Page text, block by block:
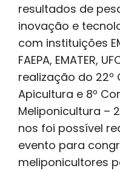
resultados de
inovação e
com instituições
FAEPA, EMATER,
realização do 22º
Apicultura e 8º
Meliponicultura –
nos foi possível
evento para
meliponicultores